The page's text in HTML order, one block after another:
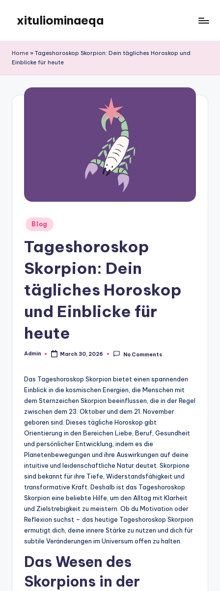
content
xituliominaeqa
Home » Tageshoroskop Skorpion: Dein tägliches Horoskop und
Einblicke für heute
Posted
in
Blog
Tageshoroskop
Skorpion: Dein
tägliches Horoskop
und Einblicke für
heute
Posted
Admin March 30, 2026 No Comments
Das Tageshoroskop Skorpion bietet einen spannenden
Einblick in die kosmischen Energien, die Menschen mit
dem Sternzeichen Skorpion beeinflussen, die in der Regel
zwischen dem 23. Oktober und dem 21. November
geboren sind. Dieses tägliche Horoskop gibt
Orientierung in den Bereichen Liebe, Beruf, Gesundheit
und persönlicher Entwicklung, indem es die
Planetenbewegungen und ihre Auswirkungen auf deine
intuitive und leidenschaftliche Natur deutet. Skorpione
sind bekannt für ihre Tiefe, Widerstandsfähigkeit und
transformative Kraft. Deshalb ist das Tageshoroskop
Skorpion eine beliebte Hilfe, um den Alltag mit Klarheit
und Zielstrebigkeit zu meistern. Ob du Motivation oder
Reflexion suchst – das heutige Tageshoroskop Skorpion
ermutigt dich, deine innere Stärke zu nutzen und dich für
subtile Veränderungen im Universum offen zu halten.
Das Wesen des
Skorpions in der